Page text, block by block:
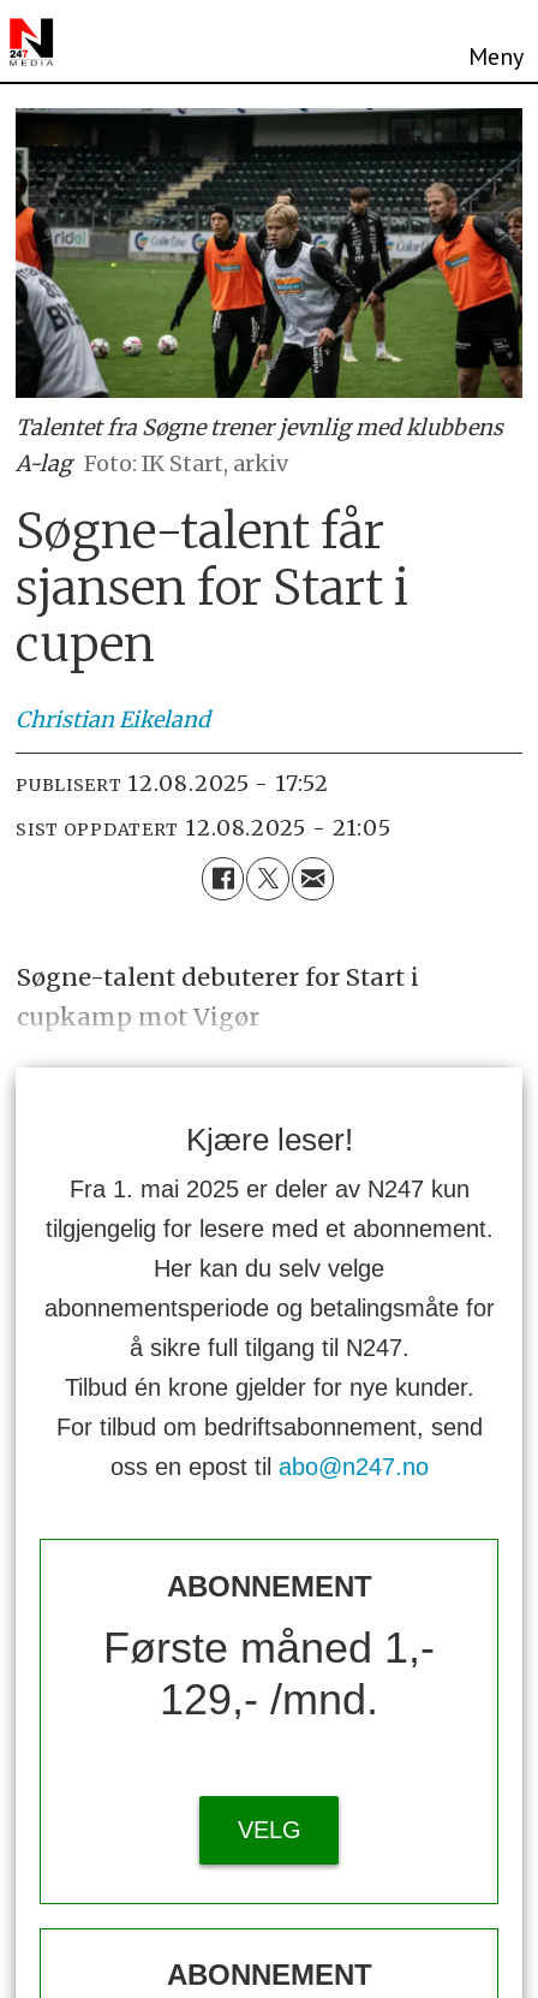
Talentet fra Søgne trener jevnlig med klubbens
A-lag Foto: IK Start, arkiv
Søgne-talent får
sjansen for Start i
cupen
ChristianEikeland
PUBLISERT 12.08.2025 - 17:52
SIST OPPDATERT 12.08.2025 - 21:05
Søgne-talent debuterer for Start i
cupkamp mot Vigør
Kjære leser!
Fra 1. mai 2025 er deler av N247 kun
tilgjengelig for lesere med et abonnement.
Her kan du selv velge
abonnementsperiode og betalingsmåte for
å sikre full tilgang til N247.
Tilbud én krone gjelder for nye kunder.
For tilbud om bedriftsabonnement, send
oss en epost til abo@n247.no
ABONNEMENT
Første måned 1,-
129,- /mnd.
VELG
ABONNEMENT